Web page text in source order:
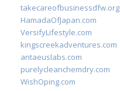
takecareofbusinessdfw.org
HamadaOfJapan.com
VersifyLifestyle.com
kingscreekadventures.com
antaeuslabs.com
purelycleanchemdry.com
WishOping.com